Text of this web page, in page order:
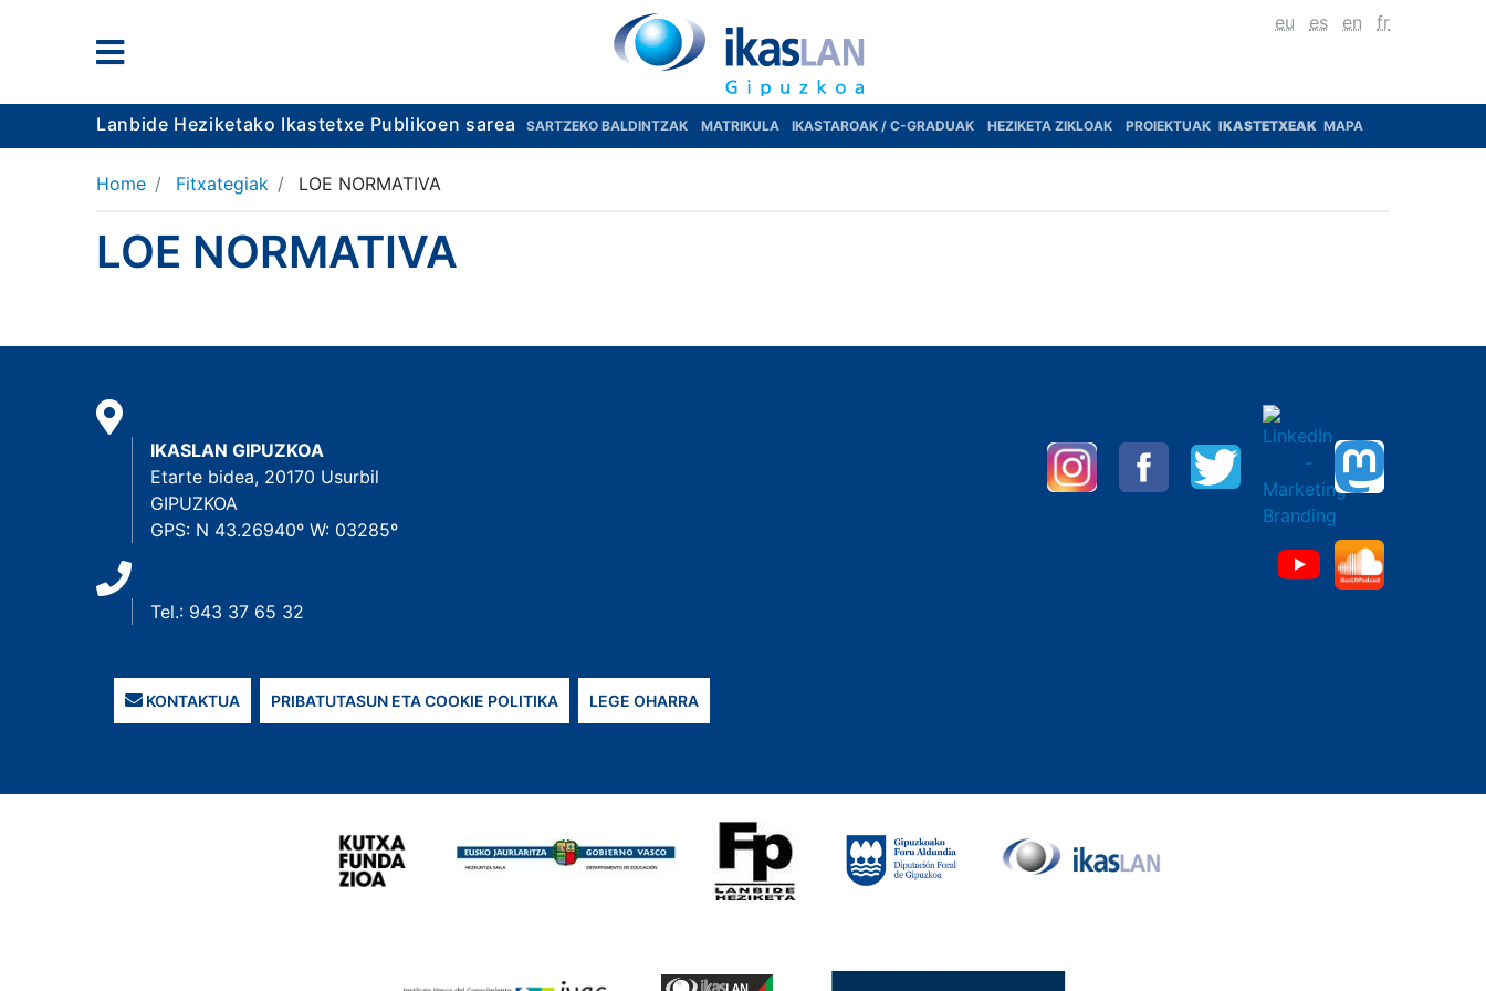
eu es en fr
Lanbide Heziketako Ikastetxe Publikoen sarea SARTZEKO BALDINTZAK MATRIKULA IKASTAROAK / C-GRADUAK HEZIKETA ZIKLOAK PROIEKTUAK IKASTETXEAK MAPA
Home Fitxategiak LOE NORMATIVA
LOE NORMATIVA
IKASLAN GIPUZKOA
Etarte bidea, 20170 Usurbil
GIPUZKOA
GPS: N 43.26940º W: 03285º
Tel.: 943 37 65 32
KONTAKTUA PRIBATUTASUN ETA COOKIE POLITIKA LEGE OHARRA